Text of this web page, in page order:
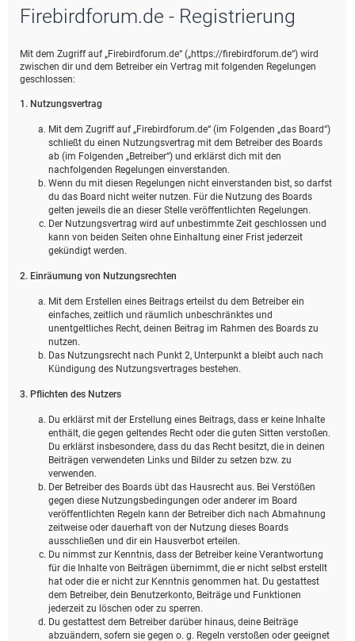
Firebirdforum.de - Registrierung
Mit dem Zugriff auf „Firebirdforum.de“ („https://firebirdforum.de“) wird
zwischen dir und dem Betreiber ein Vertrag mit folgenden Regelungen
geschlossen:
1. Nutzungsvertrag
Mit dem Zugriff auf „Firebirdforum.de“ (im Folgenden „das Board“)
schließt du einen Nutzungsvertrag mit dem Betreiber des Boards
ab (im Folgenden „Betreiber“) und erklärst dich mit den
nachfolgenden Regelungen einverstanden.
Wenn du mit diesen Regelungen nicht einverstanden bist, so darfst
du das Board nicht weiter nutzen. Für die Nutzung des Boards
gelten jeweils die an dieser Stelle veröffentlichten Regelungen.
Der Nutzungsvertrag wird auf unbestimmte Zeit geschlossen und
kann von beiden Seiten ohne Einhaltung einer Frist jederzeit
gekündigt werden.
2. Einräumung von Nutzungsrechten
Mit dem Erstellen eines Beitrags erteilst du dem Betreiber ein
einfaches, zeitlich und räumlich unbeschränktes und
unentgeltliches Recht, deinen Beitrag im Rahmen des Boards zu
nutzen.
Das Nutzungsrecht nach Punkt 2, Unterpunkt a bleibt auch nach
Kündigung des Nutzungsvertrages bestehen.
3. Pflichten des Nutzers
Du erklärst mit der Erstellung eines Beitrags, dass er keine Inhalte
enthält, die gegen geltendes Recht oder die guten Sitten verstoßen.
Du erklärst insbesondere, dass du das Recht besitzt, die in deinen
Beiträgen verwendeten Links und Bilder zu setzen bzw. zu
verwenden.
Der Betreiber des Boards übt das Hausrecht aus. Bei Verstößen
gegen diese Nutzungsbedingungen oder anderer im Board
veröffentlichten Regeln kann der Betreiber dich nach Abmahnung
zeitweise oder dauerhaft von der Nutzung dieses Boards
ausschließen und dir ein Hausverbot erteilen.
Du nimmst zur Kenntnis, dass der Betreiber keine Verantwortung
für die Inhalte von Beiträgen übernimmt, die er nicht selbst erstellt
hat oder die er nicht zur Kenntnis genommen hat. Du gestattest
dem Betreiber, dein Benutzerkonto, Beiträge und Funktionen
jederzeit zu löschen oder zu sperren.
Du gestattest dem Betreiber darüber hinaus, deine Beiträge
abzuändern, sofern sie gegen o. g. Regeln verstoßen oder geeignet